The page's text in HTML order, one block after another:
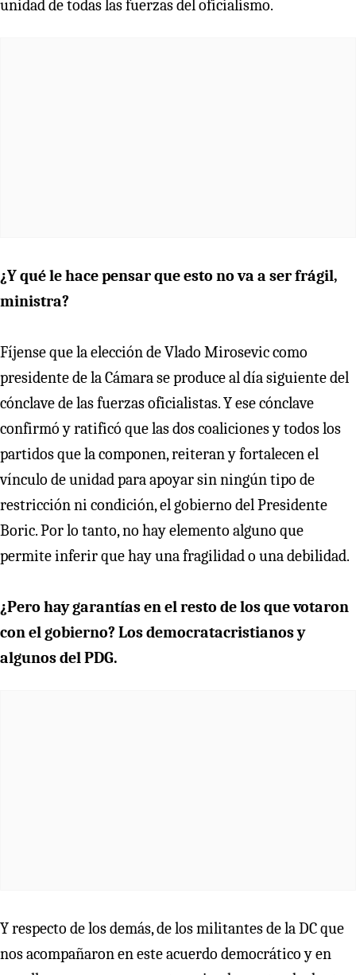
unidad de todas las fuerzas del oficialismo.
¿Y qué le hace pensar que esto no va a ser frágil,
ministra?
Fíjense que la elección de Vlado Mirosevic como
presidente de la Cámara se produce al día siguiente del
cónclave de las fuerzas oficialistas. Y ese cónclave
confirmó y ratificó que las dos coaliciones y todos los
partidos que la componen, reiteran y fortalecen el
vínculo de unidad para apoyar sin ningún tipo de
restricción ni condición, el gobierno del Presidente
Boric. Por lo tanto, no hay elemento alguno que
permite inferir que hay una fragilidad o una debilidad.
¿Pero hay garantías en el resto de los que votaron
con el gobierno? Los democratacristianos y
algunos del PDG.
Y respecto de los demás, de los militantes de la DC que
nos acompañaron en este acuerdo democrático y en